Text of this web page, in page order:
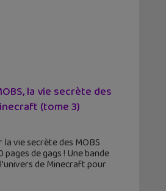
la vie secrète des
(tome 3)
vie secrète des MOBS
pages de gags ! Une bande
de Minecraft pour